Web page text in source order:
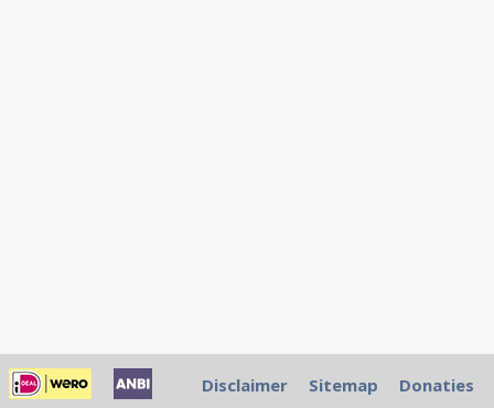
Disclaimer Sitemap Donaties